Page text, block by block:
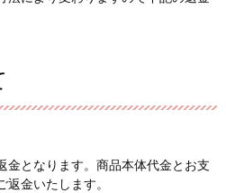
金となります。商品本体代金とお支
金いたします。